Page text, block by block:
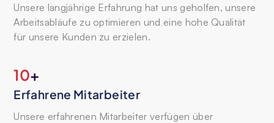
Unsere langjährige Erfahrung hat uns geholfen, unsere
Arbeitsabläufe zu optimieren und eine hohe Qualität
für unsere Kunden zu erzielen.
10+
Erfahrene Mitarbeiter
Unsere erfahrenen Mitarbeiter verfügen über